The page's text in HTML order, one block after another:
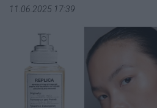
11.06.2025 17:39